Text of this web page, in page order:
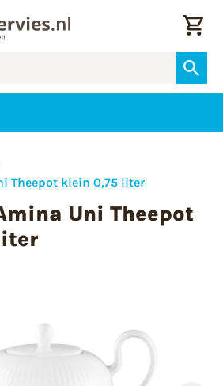
Theepot klein 0,75 liter
Uni Theepot